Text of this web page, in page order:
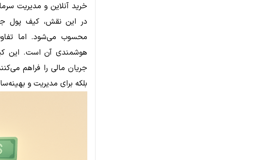
خرید آنلاین و مدیریت
در این نقش، کیف پول
محسوب می‌شود. اما
هوشمندی آن است. این
جریان مالی را فراهم
بلکه برای مدیریت و